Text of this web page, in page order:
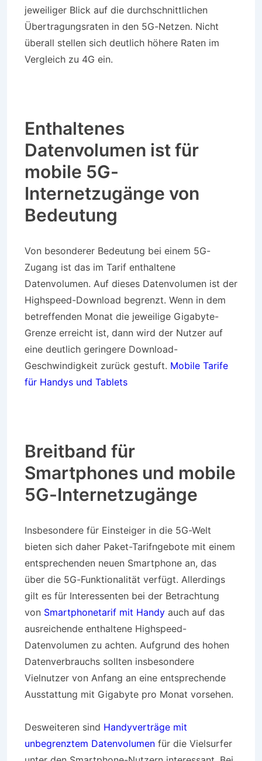
jeweiliger Blick auf die durchschnittlichen
Übertragungsraten in den 5G-Netzen. Nicht
überall stellen sich deutlich höhere Raten im
Vergleich zu 4G ein.
Enthaltenes
Datenvolumen ist für
mobile 5G-
Internetzugänge von
Bedeutung
Von besonderer Bedeutung bei einem 5G-
Zugang ist das im Tarif enthaltene
Datenvolumen. Auf dieses Datenvolumen ist der
Highspeed-Download begrenzt. Wenn in dem
betreffenden Monat die jeweilige Gigabyte-
Grenze erreicht ist, dann wird der Nutzer auf
eine deutlich geringere Download-
Geschwindigkeit zurück gestuft. Mobile Tarife
für Handys und Tablets
Breitband für
Smartphones und mobile
5G-Internetzugänge
Insbesondere für Einsteiger in die 5G-Welt
bieten sich daher Paket-Tarifngebote mit einem
entsprechenden neuen Smartphone an, das
über die 5G-Funktionalität verfügt. Allerdings
gilt es für Interessenten bei der Betrachtung
von Smartphonetarif mit Handy auch auf das
ausreichende enthaltene Highspeed-
Datenvolumen zu achten. Aufgrund des hohen
Datenverbrauchs sollten insbesondere
Vielnutzer von Anfang an eine entsprechende
Ausstattung mit Gigabyte pro Monat vorsehen.
Desweiteren sind Handyverträge mit
unbegrenztem Datenvolumen für die Vielsurfer